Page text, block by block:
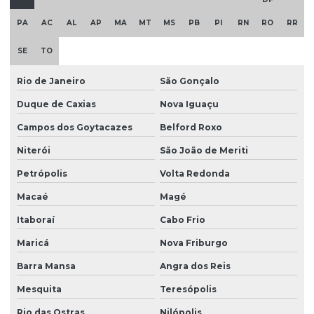
PA AC AL AP MA MT MS PB PI RN RO RR
SE TO
Rio de Janeiro São Gonçalo
Duque de Caxias Nova Iguaçu
Campos dos Goytacazes Belford Roxo
Niterói São João de Meriti
Petrópolis Volta Redonda
Macaé Magé
Itaboraí Cabo Frio
Maricá Nova Friburgo
Barra Mansa Angra dos Reis
Mesquita Teresópolis